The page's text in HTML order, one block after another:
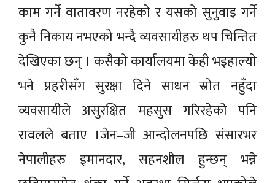
काम गर्ने वातावरण नरहेको र यसको सुनुवाइ गर्ने
कुनै निकाय नभएको भन्दै व्यवसायीहरु थप चिन्तित
देखिएका छन् । कसैको कार्यालयमा केही भइहाल्यो
भने प्रहरीसँग सुरक्षा दिने साधन स्रोत नहुँदा
व्यवसायीले असुरक्षित महसुस गरिरहेको पनि
रावलले बताए ।जेन–जी आन्दोलनपछि संसारभर
नेपालीहरु इमानदार, सहनशील हुन्छन् भन्ने